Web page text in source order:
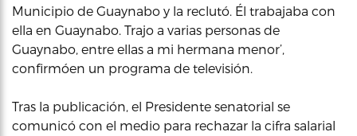
Municipio de Guaynabo y la reclutó. Él trabajaba con
ella en Guaynabo. Trajo a varias personas de
Guaynabo, entre ellas a mi hermana menor’,
confirmóen un programa de televisión.
Tras la publicación, el Presidente senatorial se
comunicó con el medio para rechazar la cifra salarial